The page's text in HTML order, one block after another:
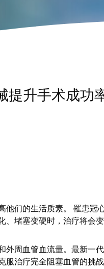
提升手术成功
们的生活质素。 罹患冠
、堵塞变硬时，治疗将会
周血管血流量。最新一
服治疗完全阻塞血管的挑